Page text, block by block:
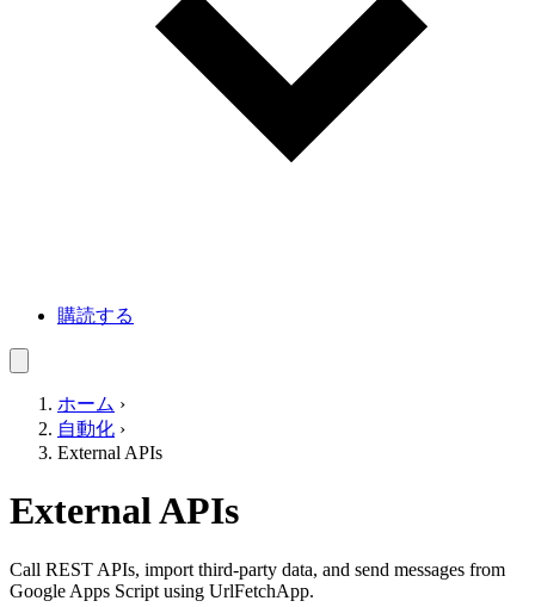
購読する
ホーム ›
自動化 ›
External APIs
External APIs
Call REST APIs, import third-party data, and send messages from
Google Apps Script using UrlFetchApp.